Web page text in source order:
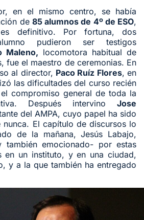
en el mismo centro, se había
de 85 alumnos de 4º de ESO,
definitivo. Por fortuna, dos
pudieron ser testigos
Maleno, locomotora habitual de
fue el maestro de ceremonias. En
al director, Paco Ruíz Flores, en
las dificultades del curso recién
compromiso general de toda la
Después intervino Jose
del AMPA, cuyo papel ha sido
nunca. El capítulo de discursos lo
de la mañana, Jesús Labajo,
también emocionado- por estas
en un instituto, y en una ciudad,
y a la que también ha entregado